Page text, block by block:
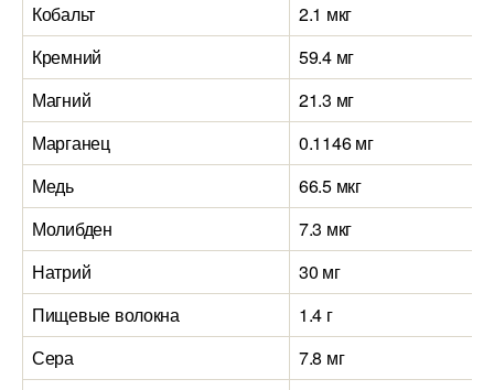
Кобальт
2.1 мкг
Кремний
59.4 мг
Магний
21.3 мг
Марганец
0.1146 мг
Медь
66.5 мкг
Молибден
7.3 мкг
Натрий
30 мг
Пищевые волокна
1.4 г
Сера
7.8 мг